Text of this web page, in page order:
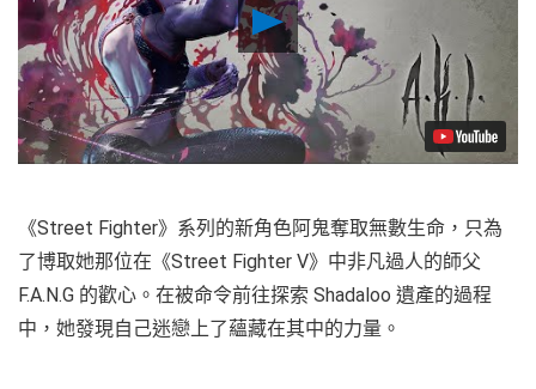
Play
Video
《Street Fighter》系列的新角色阿鬼奪取無數生命，只為
了博取她那位在《Street Fighter V》中非凡過人的師父
F.A.N.G 的歡心。在被命令前往探索 Shadaloo 遺產的過程
中，她發現自己迷戀上了蘊藏在其中的力量。